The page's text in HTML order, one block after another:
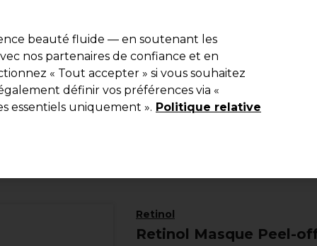
Rechercher
Equipement de salon Beauté Hommes
Retinol
Retinol Masque Peel-
beauté fluide — en soutenant les
nos partenaires de confiance et en
« Tout accepter » si vous souhaitez
définir vos préférences via «
essentiels uniquement ». Politique relative